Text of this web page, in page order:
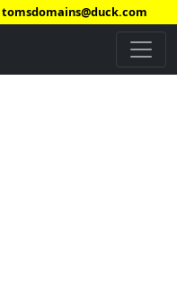
tomsdomains@duck.com